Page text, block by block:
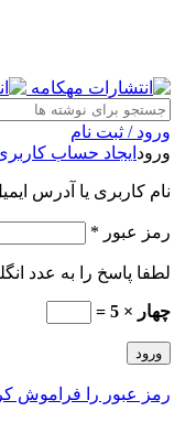
ورود / ثبت نام
ورود ایجاد حساب
نام کاربری یا آدرس
رمز عبور *
لطفا پاسخ را به عدد
چهار × 5 =
ورود
رمز عبور را فراموش